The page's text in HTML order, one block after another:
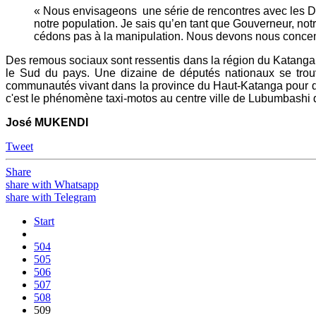
« Nous envisageons une série de rencontres avec les
notre population. Je sais qu’en tant que Gouverneur,
cédons pas à la manipulation. Nous devons nous
Des remous sociaux sont ressentis dans la région du
le Sud du pays. Une dizaine de députés nationaux se
communautés vivant dans la province du Haut-Katanga
c'est le phénomène taxi-motos au centre ville de
José MUKENDI
Tweet
Share
share with Whatsapp
share with Telegram
Start
504
505
506
507
508
509